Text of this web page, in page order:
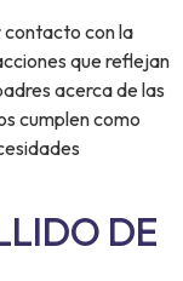
contacto con la
que reflejan
acerca de las
cumplen como
DE